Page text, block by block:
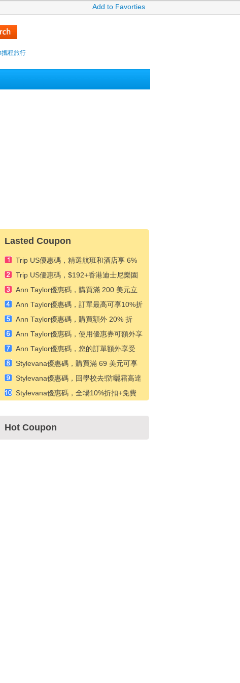
Add to Favorties
程旅行
Lasted Coupon
Trip US優惠碼，精選航班和酒店享 6%
折扣
Trip US優惠碼，$192+香港迪士尼樂園
門票優惠$10
Ann Taylor優惠碼，購買滿 200 美元立
減 50 美元
Ann Taylor優惠碼，訂單最高可享10%折
扣
Ann Taylor優惠碼，購買額外 20% 折
扣，包括清倉
Ann Taylor優惠碼，使用優惠券可額外享
受 20% 折扣
Ann Taylor優惠碼，您的訂單額外享受
10%的折扣
Stylevana優惠碼，購買滿 69 美元可享
受 19% 折扣
Stylevana優惠碼，回學校去!防曬霜高達
22% 折扣
Stylevana優惠碼，全場10%折扣+免費
Hot Coupon